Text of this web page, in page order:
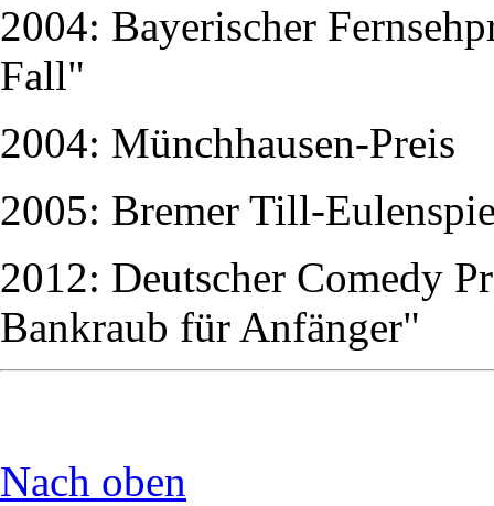
2004: Bayerischer
Fall"
2004: Münchhausen-Preis
2005: Bremer Till-
2012: Deutscher Comedy
Bankraub für Anfänger"
Nach oben